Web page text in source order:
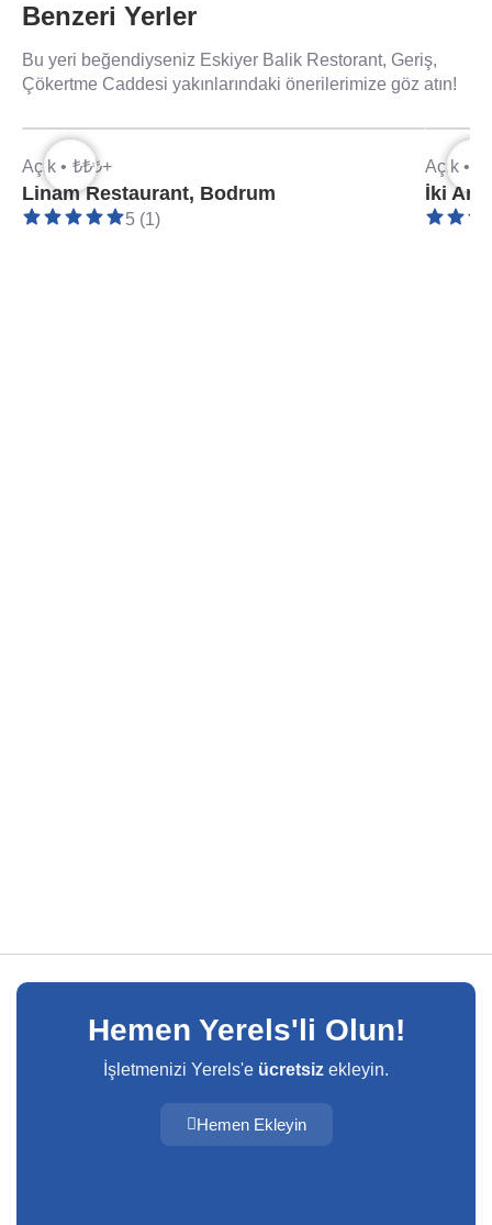
Benzeri Yerler
Bu yeri beğendiyseniz Eskiyer Balik Restorant, Geriş,
Çökertme Caddesi yakınlarındaki önerilerimize göz atın!
Açık • ₺₺₺+
Linam Restaurant, Bodrum
5 (1)
Açık •
İki
Hemen Yerels'li Olun!
İşletmenizi Yerels'e ücretsiz ekleyin.
Hemen Ekleyin